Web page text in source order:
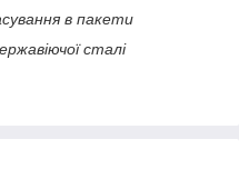
в пакети
сталі